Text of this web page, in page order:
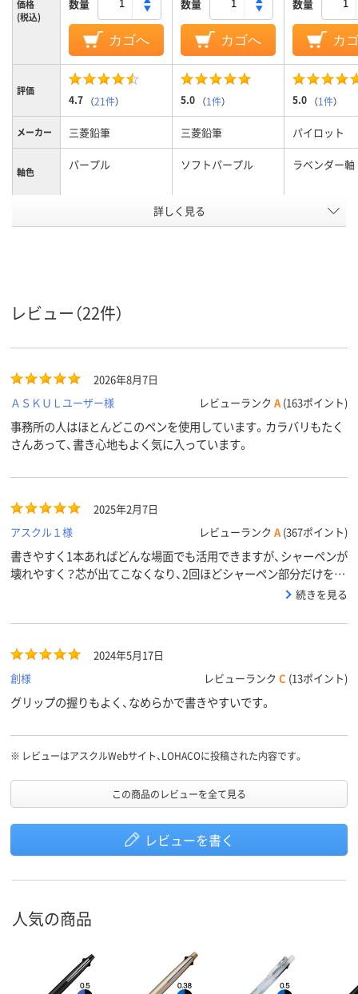
価格
(税込)
数量
カゴへ
数量
カゴへ
数量
カ
評価
4.7 （21件） 5.0 （1件） 5.0 （1件）
メーカー 三菱鉛筆 三菱鉛筆 パイロット
軸色 パープル ソフトパープル ラベンダー軸
0.38mm
軸径 13.7mm
カラーグ
商品環境
90
詳しく見る
レビュー（22件）
2026年8月7日
ＡＳＫＵＬユーザー様
レビューランク A (163ポイント)
事務所の人はほとんどこのペンを使用しています。カラバリもたく
さんあって、書き心地もよく気に入っています。
2025年2月7日
アスクル１様
レビューランク A (367ポイント)
書きやすく1本あればどんな場面でも活用できますが、シャーペンが
壊れやすく？芯が出てこなくなり、2回ほどシャーペン部分だけを取
り替えました。それを除けば、とても気に入っています。 続きを見る
2024年5月17日
創様
レビューランク C (13ポイント)
グリップの握りもよく、なめらかで書きやすいです。
※ レビューはアスクルWebサイト、LOHACOに投稿された内容です。
この商品のレビューを全て見る
レビューを書く
人気の商品